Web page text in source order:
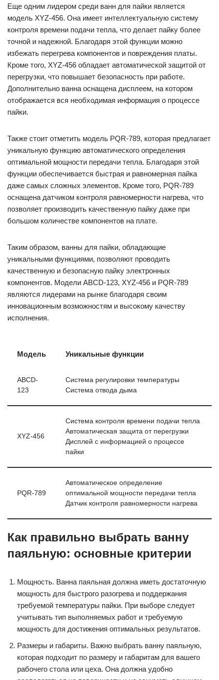
Еще одним лидером среди ванн для пайки является
модель XYZ-456. Она имеет интеллектуальную систему
контроля времени подачи тепла, что делает пайку более
точной и надежной. Благодаря этой функции можно
избежать перегрева компонентов и повреждения платы.
Кроме того, XYZ-456 обладает автоматической защитой от
перегрузки, что повышает безопасность при работе.
Дополнительно ванна оснащена дисплеем, на котором
отображается вся необходимая информация о процессе
пайки.
Также стоит отметить модель PQR-789, которая предлагает
уникальную функцию автоматического определения
оптимальной мощности передачи тепла. Благодаря этой
функции обеспечивается быстрая и равномерная пайка
даже самых сложных элементов. Кроме того, PQR-789
оснащена датчиком контроля равномерности нагрева, что
позволяет производить качественную пайку даже при
большом количестве компонентов на плате.
Таким образом, ванны для пайки, обладающие
уникальными функциями, позволяют проводить
качественную и безопасную пайку электронных
компонентов. Модели ABCD-123, XYZ-456 и PQR-789
являются лидерами на рынке благодаря своим
инновационным возможностям и высокому качеству
исполнения.
Модель Уникальные функции
ABCD-
123
Система регулировки температуры
Система отвода дыма
XYZ-456
Система контроля времени подачи тепла
Автоматическая защита от перегрузки
Дисплей с информацией о процессе
пайки
PQR-789
Автоматическое определение
оптимальной мощности передачи тепла
Датчик контроля равномерности нагрева
Как правильно выбрать ванну
паяльную: основные критерии
Мощность. Ванна паяльная должна иметь достаточную
мощность для быстрого разогрева и поддержания
требуемой температуры пайки. При выборе следует
учитывать тип выполняемых работ и требуемую
мощность для достижения оптимальных результатов.
Размеры и габариты. Важно выбрать ванну паяльную,
которая подходит по размеру и габаритам для вашего
рабочего стола или цеха. Она должна удобно